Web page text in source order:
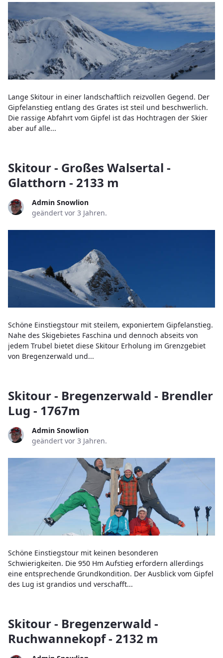
Lange Skitour in einer landschaftlich reizvollen Gegend. Der
Gipfelanstieg entlang des Grates ist steil und beschwerlich.
Die rassige Abfahrt vom Gipfel ist das Hochtragen der Skier
aber auf alle...
Skitour - Großes Walsertal -
Glatthorn - 2133 m
Admin Snowlion
geändert vor 3 Jahren.
Schöne Einstiegstour mit steilem, exponiertem Gipfelanstieg.
Nahe des Skigebietes Faschina und dennoch abseits von
jedem Trubel bietet diese Skitour Erholung im Grenzgebiet
von Bregenzerwald und...
Skitour - Bregenzerwald - Brendler
Lug - 1767m
Admin Snowlion
geändert vor 3 Jahren.
Schöne Einstiegstour mit keinen besonderen
Schwierigkeiten. Die 950 Hm Aufstieg erfordern allerdings
eine entsprechende Grundkondition. Der Ausblick vom Gipfel
des Lug ist grandios und verschafft...
Skitour - Bregenzerwald -
Ruchwannekopf - 2132 m